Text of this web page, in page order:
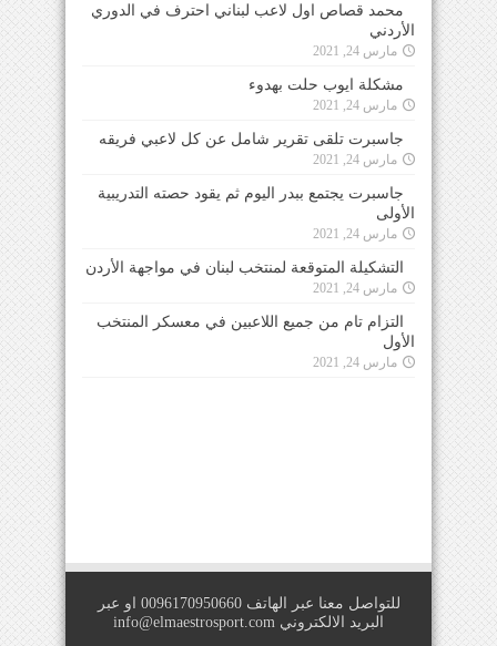
محمد قصاص اول لاعب لبناني احترف في الدوري
الأردني
مارس 24, 2021
مشكلة ايوب حلت بهدوء
مارس 24, 2021
جاسبرت تلقى تقرير شامل عن كل لاعبي فريقه
مارس 24, 2021
جاسبرت يجتمع ببدر اليوم ثم يقود حصته التدريبية
الأولى
مارس 24, 2021
التشكيلة المتوقعة لمنتخب لبنان في مواجهة الأردن
مارس 24, 2021
التزام تام من جميع اللاعبين في معسكر المنتخب
الأول
مارس 24, 2021
للتواصل معنا عبر الهاتف 0096170950660 او عبر
البريد الالكتروني info@elmaestrosport.com